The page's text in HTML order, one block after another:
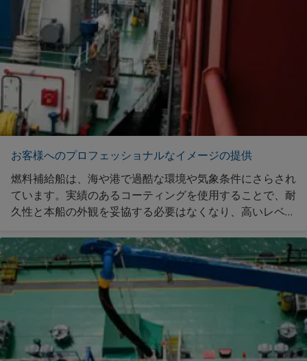
お客様へのプロフェッショナルなイメージの提供
燃料補給船は、海や港で過酷な環境や気象条件にさらされ
ています。実績のあるコーティングを使用することで、耐
久性と本船の外観を妥協する必要はなくなり、高いレベル
イメージを維持するソリューションについては、こちらを
ご覧ください。